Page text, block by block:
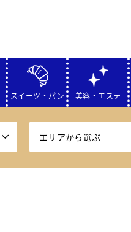
スイーツ・パン 美容・エステ
エリアから選ぶ